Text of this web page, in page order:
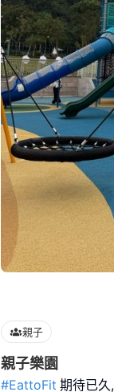
親子
親子樂園
#EattoFit 期待已